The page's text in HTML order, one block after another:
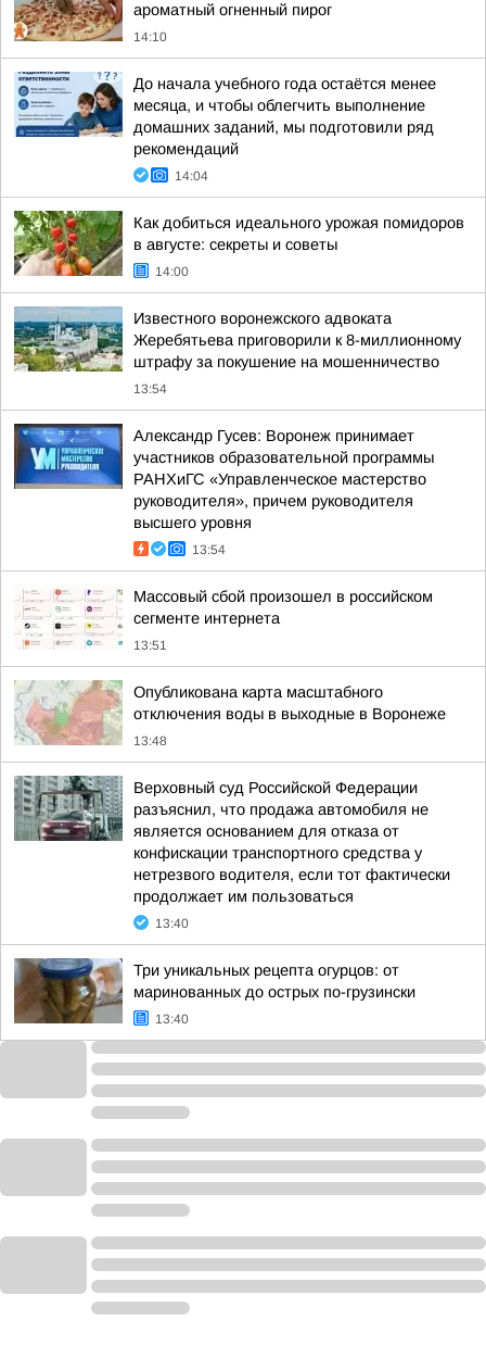
ароматный огненный пирог
14:10
До начала учебного года остаётся менее
месяца, и чтобы облегчить выполнение
домашних заданий, мы подготовили ряд
рекомендаций
14:04
Как добиться идеального урожая помидоров
в августе: секреты и советы
14:00
Известного воронежского адвоката
Жеребятьева приговорили к 8-миллионному
штрафу за покушение на мошенничество
13:54
Александр Гусев: Воронеж принимает
участников образовательной программы
РАНХиГС «Управленческое мастерство
руководителя», причем руководителя
высшего уровня
13:54
Массовый сбой произошел в российском
сегменте интернета
13:51
Опубликована карта масштабного
отключения воды в выходные в Воронеже
13:48
Верховный суд Российской Федерации
разъяснил, что продажа автомобиля не
является основанием для отказа от
конфискации транспортного средства у
нетрезвого водителя, если тот фактически
продолжает им пользоваться
13:40
Три уникальных рецепта огурцов: от
маринованных до острых по-грузински
13:40